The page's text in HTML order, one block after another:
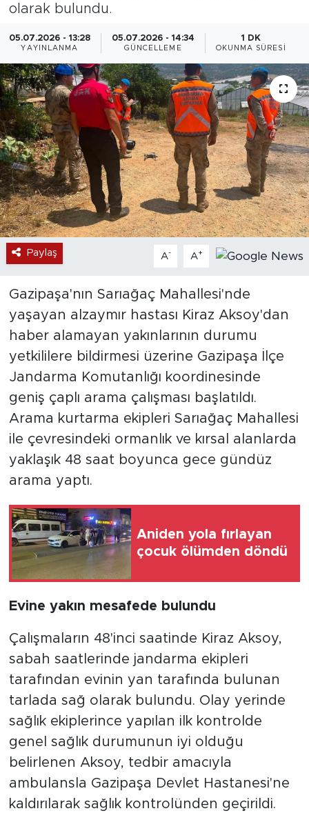
olarak bulundu.
05.07.2026 - 13:28
YAYINLANMA
05.07.2026 - 14:34
GÜNCELLEME
1 DK
OKUNMA SÜRESI
Paylaş A- A+
Gazipaşa'nın Sarıağaç Mahallesi'nde
yaşayan alzaymır hastası Kiraz Aksoy'dan
haber alamayan yakınlarının durumu
yetkililere bildirmesi üzerine Gazipaşa İlçe
Jandarma Komutanlığı koordinesinde
geniş çaplı arama çalışması başlatıldı.
Arama kurtarma ekipleri Sarıağaç Mahallesi
ile çevresindeki ormanlık ve kırsal alanlarda
yaklaşık 48 saat boyunca gece gündüz
arama yaptı.
Aniden yola fırlayan
çocuk ölümden döndü
Evine yakın mesafede bulundu
Çalışmaların 48'inci saatinde Kiraz Aksoy,
sabah saatlerinde jandarma ekipleri
tarafından evinin yan tarafında bulunan
tarlada sağ olarak bulundu. Olay yerinde
sağlık ekiplerince yapılan ilk kontrolde
genel sağlık durumunun iyi olduğu
belirlenen Aksoy, tedbir amacıyla
ambulansla Gazipaşa Devlet Hastanesi'ne
kaldırılarak sağlık kontrolünden geçirildi.